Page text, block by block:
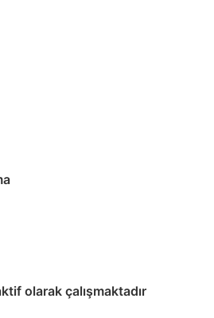
olarak çalışmaktadır